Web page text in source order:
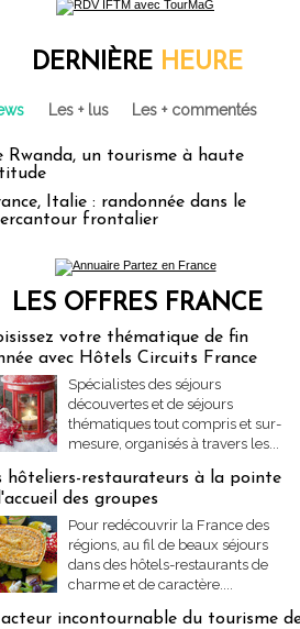
du voyage Le groupe
DERNIÈRE HEURE
Les + lus Les + commentés
Rwanda, un tourisme à haute
Italie : randonnée dans le
frontalier
LES OFFRES FRANCE
votre thématique de fin
avec Hôtels Circuits France
Spécialistes des séjours
découvertes et de séjours
thématiques tout compris et sur-
mesure, organisés à travers les...
hôteliers-restaurateurs à la pointe
des groupes
Pour redécouvrir la France des
régions, au fil de beaux séjours
dans des hôtels-restaurants de
charme et de caractère....
incontournable du tourisme